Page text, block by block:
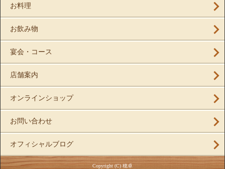
お料理
お飲み物
宴会・コース
店舗案内
オンラインショップ
お問い合わせ
オフィシャルブログ
Copyright (C) 穂卓